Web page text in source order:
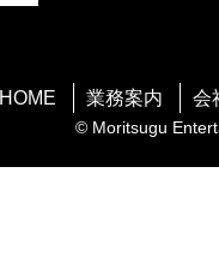
HOME 業務案内 会
© Moritsugu